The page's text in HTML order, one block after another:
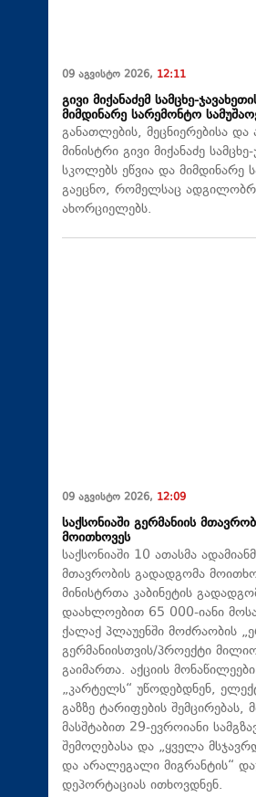
09 აგვისტო 2026, 12:11
გივი მიქანაძემ სამცხე-
მიმდინარე სარემონტო
განათლების, მეცნიერებისა
მინისტრი გივი მიქანაძე
სკოლებს ეწვია და მიმდინარე
გაეცნო, რომელსაც
ახორციელებს.
09 აგვისტო 2026, 12:09
საქსონიაში გერმანიის
მოითხოვეს
საქსონიაში 10 ათასმა
მთავრობის გადადგომა
მინისტრთა კაბინეტის
დაახლოებით 65 000-იანი
ქალაქ პლაუენში მოძრაობის
გერმანიისთვის/პროექტი
გაიმართა. აქციის
„კარტელს“ უწოდებდნენ,
გაზზე ტარიფების შემცირებას,
მასშტაბით 29-ევროიანი
შემოღებასა და „ყველა
და არალეგალი მიგრანტის“
დეპორტაციას ითხოვდნენ.